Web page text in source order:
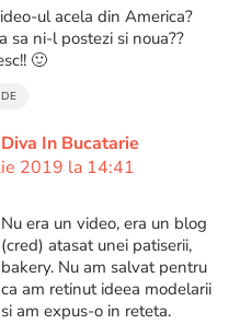
ul acela din America?
sa ni-l postezi si noua??
🙂
Diva In Bucatarie
2019 la 14:41
Nu era un video, era un blog
(cred) atasat unei patiserii,
bakery. Nu am salvat pentru
ca am retinut ideea modelarii
si am expus-o in reteta.